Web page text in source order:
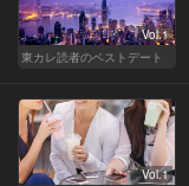
Vol.1
東カレ読者のベストデート
Vol.1